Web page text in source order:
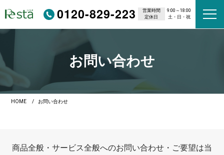
0120-829-223 営業時間
9:00～18:00
定休日
土・日・祝
お問い合わせ
HOME お問い合わせ
商品全般・サービス全般へのお問い合わせ・ご要望は当